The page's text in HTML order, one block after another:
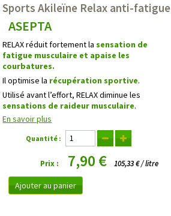
Sports Akileïne Relax anti-fatigue
ASEPTA
RELAX réduit fortement lasensation de
fatigue musculaire et apaise les
courbatures.
Il optimise la récupération sportive.
Utilisé avant l’effort, RELAX diminue les
sensations de raideur musculaire.
En savoir plus
Quantité :
Prix : 7,90 € 105,33 € / litre
Ajouter au panier